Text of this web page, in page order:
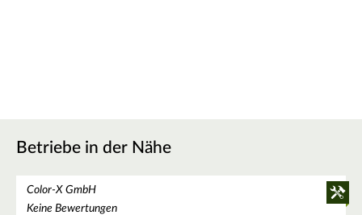
Betriebe in der Nähe
Color-X GmbH
Keine Bewertungen